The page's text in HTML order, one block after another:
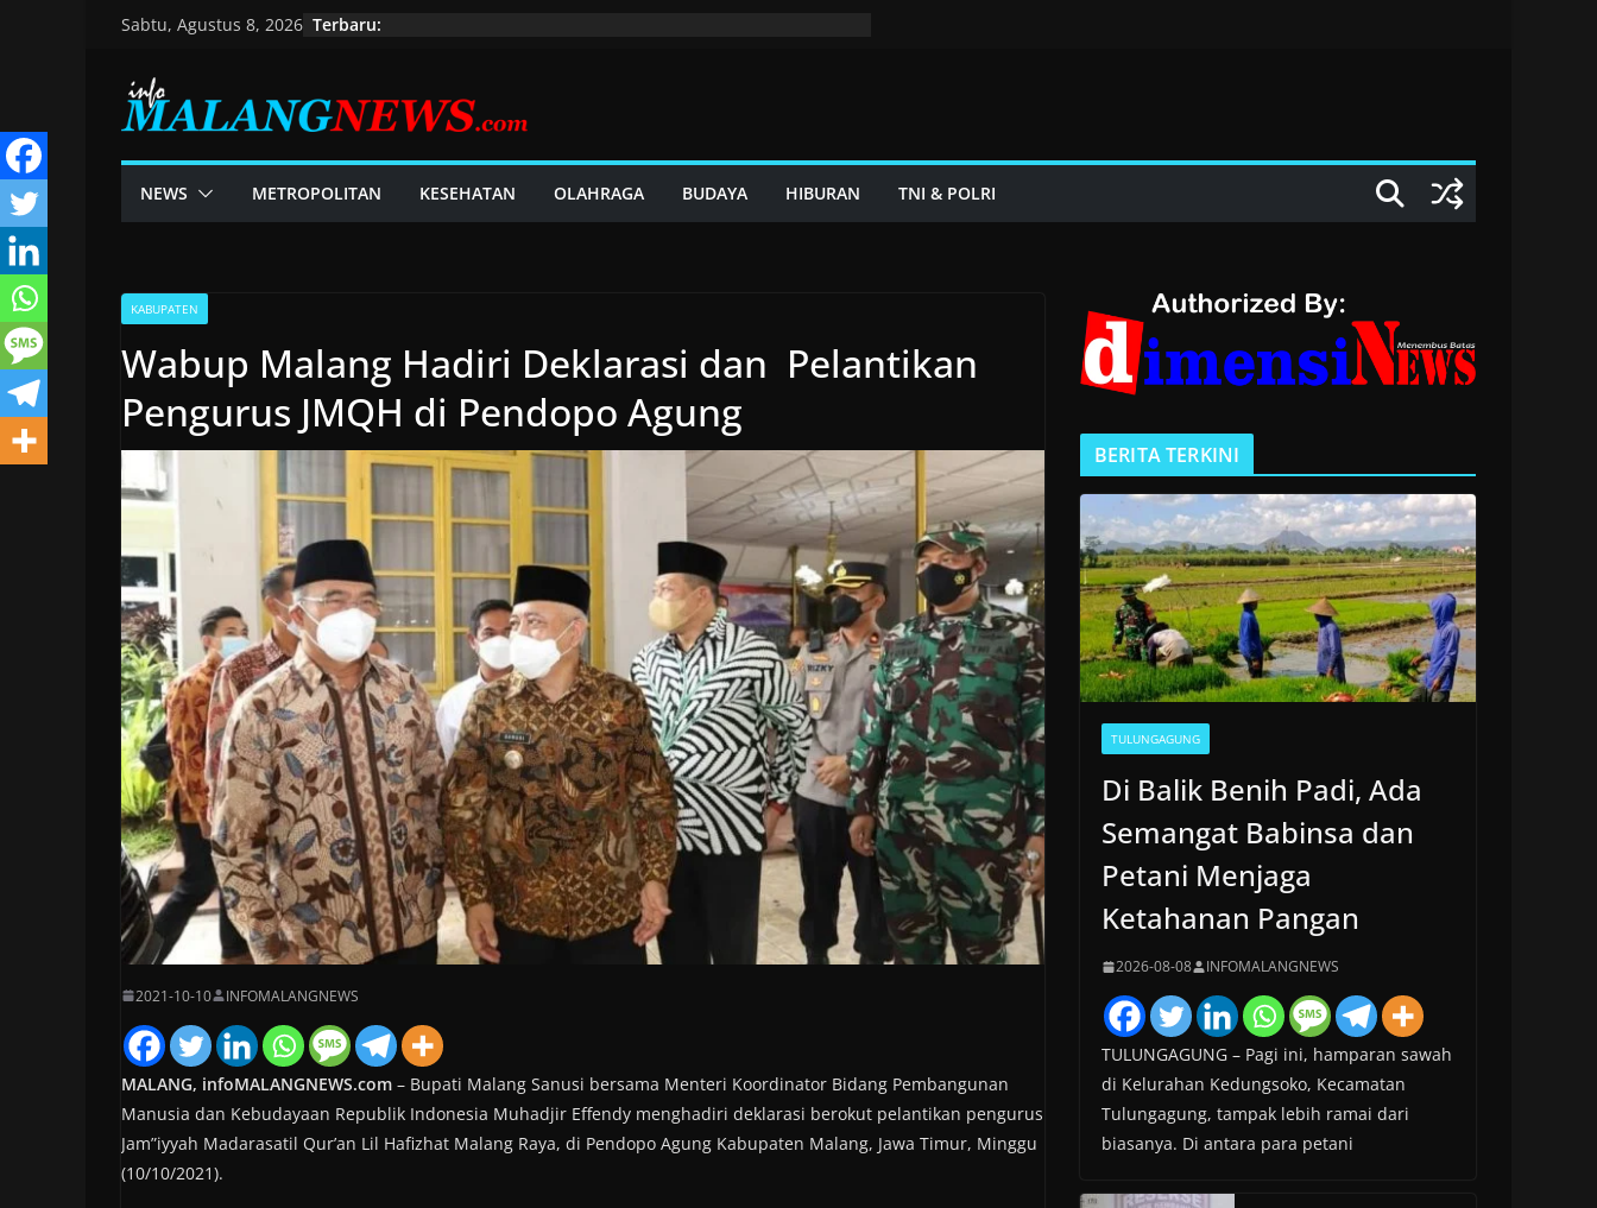
content
Sabtu, Agustus 8, 2026 Terbaru:
NEWS METROPOLITAN KESEHATAN OLAHRAGA BUDAYA HIBURAN TNI & POLRI
KABUPATEN
Wabup Malang Hadiri Deklarasi dan Pelantikan
Pengurus JMQH di Pendopo Agung
2021-10-10 INFOMALANGNEWS
MALANG, infoMALANGNEWS.com – Bupati Malang Sanusi bersama Menteri Koordinator Bidang Pembangunan
Manusia dan Kebudayaan Republik Indonesia Muhadjir Effendy menghadiri deklarasi berokut pelantikan pengurus
Jam”iyyah Madarasatil Qur’an Lil Hafizhat Malang Raya, di Pendopo Agung Kabupaten Malang, Jawa Timur, Minggu
(10/10/2021).
BERITA TERKINI
TULUNGAGUNG
Di Balik Benih Padi, Ada
Semangat Babinsa dan
Petani Menjaga
Ketahanan Pangan
2026-08-08 INFOMALANGNEWS
TULUNGAGUNG – Pagi ini, hamparan sawah
di Kelurahan Kedungsoko, Kecamatan
Tulungagung, tampak lebih ramai dari
biasanya. Di antara para petani